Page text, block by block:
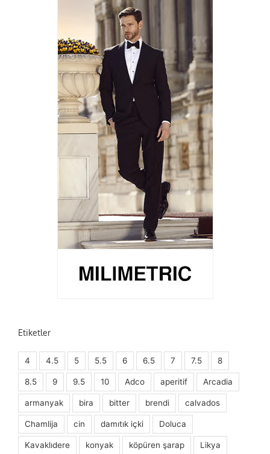
Etiketler
4 4.5 5 5.5 6 6.5 7 7.5 8
8.5 9 9.5 10 Adco aperitif Arcadia
armanyak bira bitter brendi calvados
Chamlija cin damıtık içki Doluca
Kavaklıdere konyak köpüren şarap Likya